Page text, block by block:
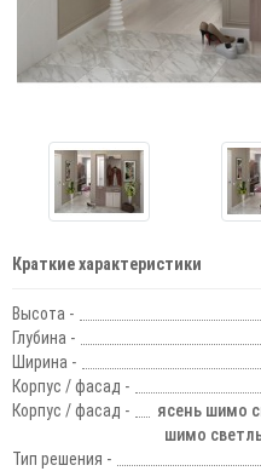
Краткие характеристики
Высота -
Глубина -
Ширина -
Корпус / фасад -
Корпус / фасад -
ясень шимо
шимо
Тип решения -